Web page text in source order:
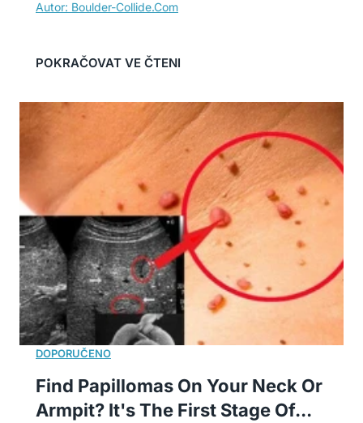
Find Papillomas On Your Neck Or
Armpit? It's The First Stage Of...